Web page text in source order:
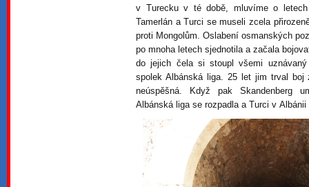
v Turecku v té době, mluvíme o
Tamerlán a Turci se museli zcela
proti Mongolům. Oslabení osmanských
po mnoha letech sjednotila a začala
do jejich čela si stoupl všemi
spolek Albánská liga. 25 let jim trval boj
neúspěšná. Když pak Skandenberg
Albánská liga se rozpadla a Turci v